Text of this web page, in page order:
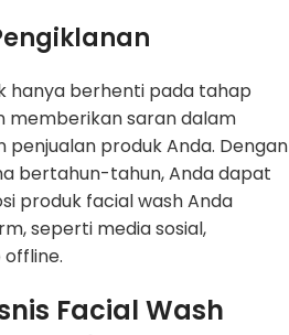
hanya berhenti pada tahap
memberikan saran dalam
produk Anda. Dengan
bertahun-tahun, Anda dapat
produk facial wash Anda
seperti media sosial,
Facial Wash